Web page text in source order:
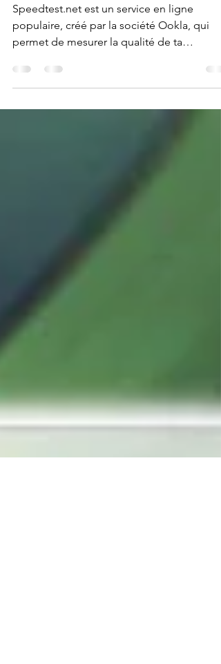
Speedtest.net - test de bande
passante
Speedtest.net est un service en ligne
populaire, créé par la société Ookla, qui
permet de mesurer la qualité de ta